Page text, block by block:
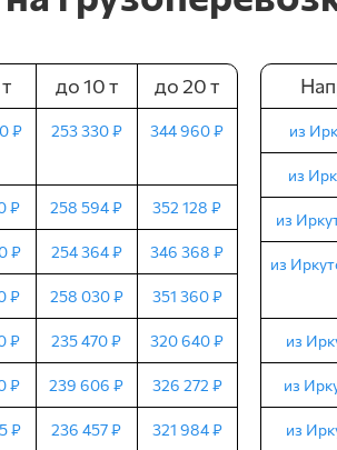
до 10 т до 20 т
₽ 253 330 ₽ 344 960 ₽
₽ 258 594 ₽ 352 128 ₽
₽ 254 364 ₽ 346 368 ₽
₽ 258 030 ₽ 351 360 ₽
₽ 235 470 ₽ 320 640 ₽
₽ 239 606 ₽ 326 272 ₽
₽ 236 457 ₽ 321 984 ₽
из
из
из
из
из
из
из